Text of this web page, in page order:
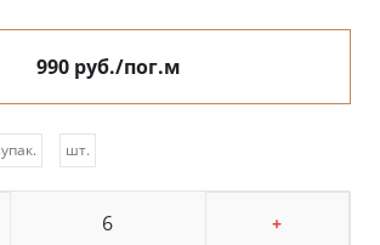
990 руб./пог.м
упак. шт.
+